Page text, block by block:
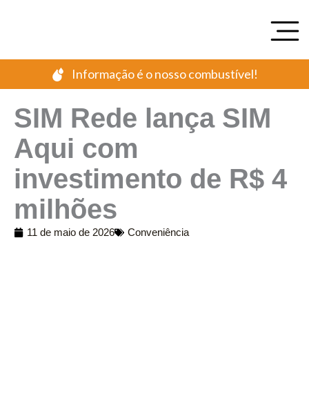
Informação é o nosso combustível!
SIM Rede lança SIM
Aqui com
investimento de R$ 4
milhões
11 de maio de 2026 Conveniência